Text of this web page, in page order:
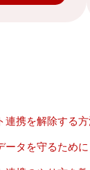
連携を解除する
ータを守るため